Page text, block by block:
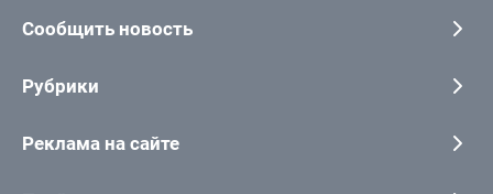
Сообщить новость
Рубрики
Реклама на сайте